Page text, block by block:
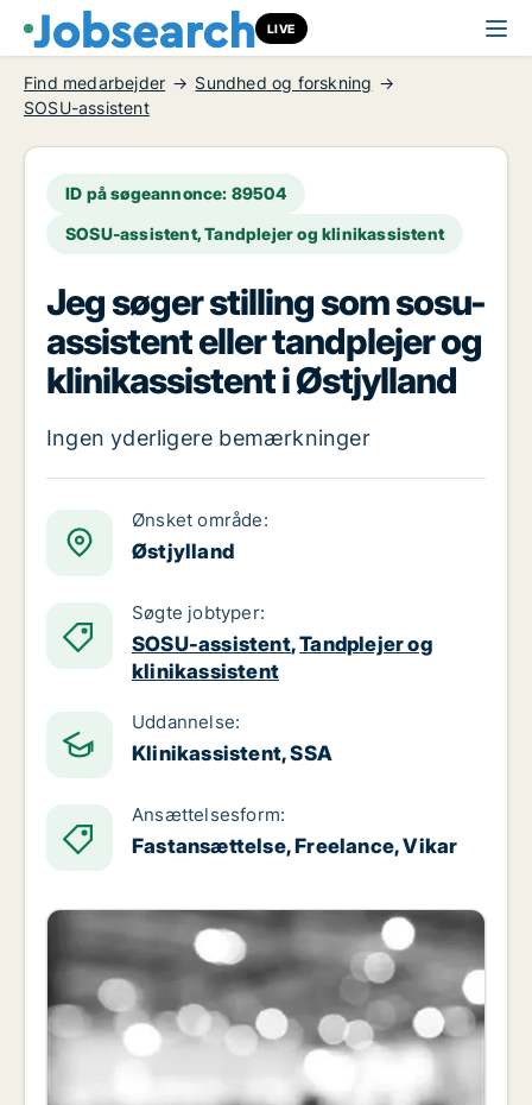
LIVE
Find medarbejder
Sundhed og forskning
SOSU-assistent
ID på søgeannonce: 89504
SOSU-assistent, Tandplejer og klinikassistent
Jeg søger stilling som sosu-
assistent eller tandplejer og
klinikassistent i Østjylland
Ingen yderligere bemærkninger
Ønsket område:
Østjylland
Søgte jobtyper:
SOSU-assistent,Tandplejer og
klinikassistent
Uddannelse:
Klinikassistent, SSA
Ansættelsesform:
Fastansættelse, Freelance, Vikar